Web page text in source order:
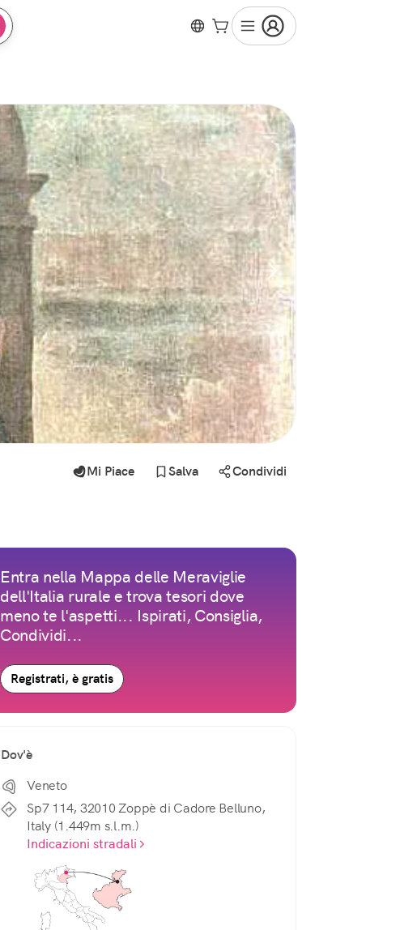
Mi Piace Salva Condividi
Entra nella Mappa delle Meraviglie
dell'Italia rurale e trova tesori dove
meno te l'aspetti... Ispirati, Consiglia,
Condividi...
Registrati, è gratis
Dov'è
Veneto
Sp7 114, 32010 Zoppè di Cadore Belluno,
Italy (1.449m s.l.m.)
Indicazioni stradali